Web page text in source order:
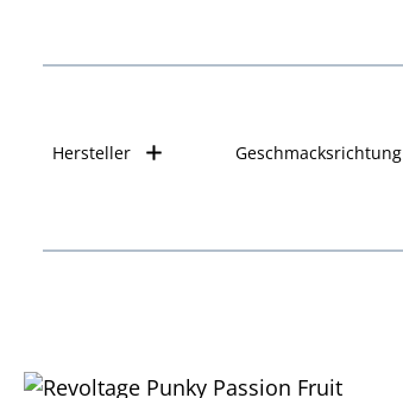
Hersteller Geschmacksrichtung